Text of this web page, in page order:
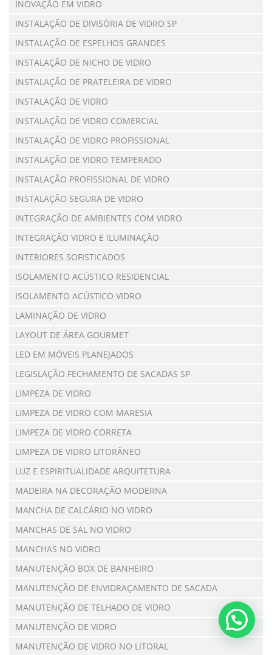
INOVAÇÃO EM VIDRO
INSTALAÇÃO DE DIVISÓRIA DE VIDRO SP
INSTALAÇÃO DE ESPELHOS GRANDES
INSTALAÇÃO DE NICHO DE VIDRO
INSTALAÇÃO DE PRATELEIRA DE VIDRO
INSTALAÇÃO DE VIDRO
INSTALAÇÃO DE VIDRO COMERCIAL
INSTALAÇÃO DE VIDRO PROFISSIONAL
INSTALAÇÃO DE VIDRO TEMPERADO
INSTALAÇÃO PROFISSIONAL DE VIDRO
INSTALAÇÃO SEGURA DE VIDRO
INTEGRAÇÃO DE AMBIENTES COM VIDRO
INTEGRAÇÃO VIDRO E ILUMINAÇÃO
INTERIORES SOFISTICADOS
ISOLAMENTO ACÚSTICO RESIDENCIAL
ISOLAMENTO ACÚSTICO VIDRO
LAMINAÇÃO DE VIDRO
LAYOUT DE ÁREA GOURMET
LED EM MÓVEIS PLANEJADOS
LEGISLAÇÃO FECHAMENTO DE SACADAS SP
LIMPEZA DE VIDRO
LIMPEZA DE VIDRO COM MARESIA
LIMPEZA DE VIDRO CORRETA
LIMPEZA DE VIDRO LITORÂNEO
LUZ E ESPIRITUALIDADE ARQUITETURA
MADEIRA NA DECORAÇÃO MODERNA
MANCHA DE CALCÁRIO NO VIDRO
MANCHAS DE SAL NO VIDRO
MANCHAS NO VIDRO
MANUTENÇÃO BOX DE BANHEIRO
MANUTENÇÃO DE ENVIDRAÇAMENTO DE SACADA
MANUTENÇÃO DE TELHADO DE VIDRO
MANUTENÇÃO DE VIDRO
MANUTENÇÃO DE VIDRO NO LITORAL